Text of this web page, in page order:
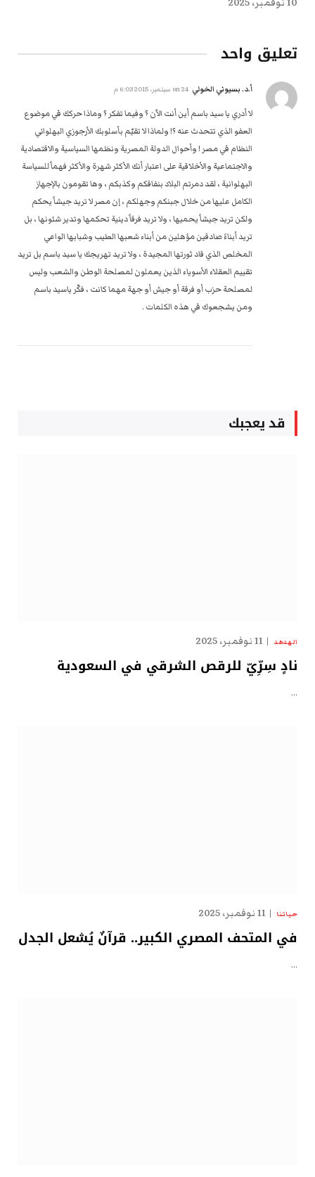
تعليق واحد
أ.د. بسيوني الخولي 24 سبتمبر، 2015 6:03 م
لا أدري يا سيد باسم أين أنت الآن ؟ وفيما تفكر ؟ وماذا حركك في موضوع
العفو الذي تتحدث عنه ؟! ولماذا لا تقيّم بأسلوبك الأرجوزي البهلواني
النظام في مصر ! وأحوال الدولة المصرية ونظمها السياسية والاقتصادية
والاجتماعية والأخلاقية على اعتبار أنك الأكثر شهرة والأكثر فهماً للسياسة
البهلوانية ، لقد دمرتم البلاد بنفاقكم وكذبكم ، وها تقومون بالإجهاز
الكامل عليها من خلال جبنكم وجهلكم ، إن مصر لا تريد جيشاً يحكم
ولكن تريد جيشاً يحميها ، ولا تريد فرقاً دينية تحكمها وتدير شئونها ، بل
تريد أبناءً صادقين مؤهلين من أبناء شعبها الطيب وشبابها الواعي
المخلص الذي قاد ثورتها المجيدة ، ولا تريد تهريجك يا سيد باسم بل تريد
تقييم العقلاء الأسوياء الذين يعملون لمصلحة الوطن والشعب وليس
لمصلحة حزب أو فرقة أو جيش أو جهة مهما كانت ، فكّر ياسيد باسم
ومن يشجعوك في هذه الكلمات .
قد يعجبك
الهدهد 11 نوفمبر، 2025
نادٍ سِرِّيّ للرقص الشرقي في السعودية
…
حياتنا 11 نوفمبر، 2025
في المتحف المصري الكبير.. قرآنٌ يُشعل الجدل
…